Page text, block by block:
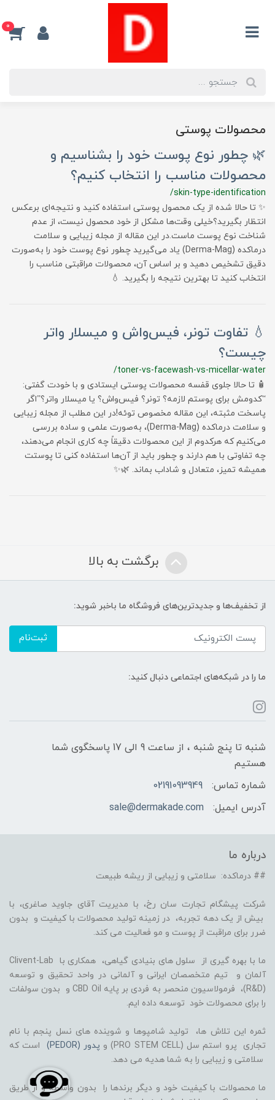
0
محصولات پوستی
🌿 چطور نوع پوست خود را بشناسیم و
محصولات مناسب را انتخاب کنیم؟
/skin-type-identification
✨ تا حالا شده از یک محصول پوستی استفاده کنید و نتیجه‌ای برعکس
انتظار بگیرید؟خیلی وقت‌ها مشکل از خود محصول نیست، از عدم
شناخت نوع پوست ماست.در این مقاله از مجله زیبایی و سلامت
درماکده (Derma-Mag) یاد می‌گیرید چطور نوع پوست خود را به‌صورت
دقیق تشخیص دهید و بر اساس آن، محصولات مراقبتی مناسب را
انتخاب کنید تا بهترین نتیجه را بگیرید. 💧
💧 تفاوت تونر، فیس‌واش و میسلار واتر
چیست؟
/toner-vs-facewash-vs-micellar-water
🧴 تا حالا جلوی قفسه محصولات پوستی ایستادی و با خودت گفتی:
“کدومش برای پوستم لازمه؟ تونر؟ فیس‌واش؟ یا میسلار واتر؟”اگر
پاسخت مثبته، این مقاله مخصوص توئه!در این مطلب از مجله زیبایی
و سلامت درماکده (Derma-Mag)، به‌صورت علمی و ساده بررسی
می‌کنیم که هرکدوم از این محصولات دقیقاً چه کاری انجام می‌دهند،
چه تفاوتی با هم دارند و چطور باید از آن‌ها استفاده کنی تا پوستت
همیشه تمیز، متعادل و شاداب بماند. 🌿✨
برگشت به بالا
از تخفیف‌ها و جدیدترین‌های فروشگاه ما باخبر شوید:
ثبت‌نام
ما را در شبکه‌های اجتماعی دنبال کنید:
شنبه تا پنج شنبه ، از ساعت 9 الی 17 پاسخگوی شما
هستیم
شماره تماس:
02191093949
آدرس ایمیل:
sale@dermakade.com
درباره ما
## درماکده: سلامتی و زیبایی از ریشه طبیعت
شرکت پیشگام تجارت سان رخ، با مدیریت آقای جاوید صاغری، با
بیش از یک دهه تجربه، در زمینه تولید محصولات با کیفیت و بدون
ضرر برای مراقبت از پوست و مو فعالیت می کند.
ما با بهره گیری از سلول های بنیادی گیاهی، همکاری با Clivent-Lab
آلمان و تیم متخصصان ایرانی و آلمانی در واحد تحقیق و توسعه
(R&D)، فرمولاسیون منحصر به فردی بر پایه CBD Oil و بدون سولفات
را برای محصولات خود توسعه داده ایم.
ثمره این تلاش ها، تولید شامپوها و شوینده های نسل پنجم با نام
تجاری پرو استم سل (PRO STEM CELL) و
پدور (PEDOR)
است که
سلامتی و زیبایی را به شما هدیه می دهد.
ما محصولات با کیفیت خود و دیگر برندها را بدون واسطه و از طریق